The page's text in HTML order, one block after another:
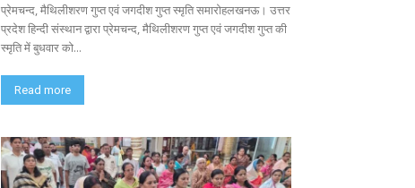
प्रेमचन्द, मैथिलीशरण गुप्त एवं जगदीश गुप्त स्मृति समारोहलखनऊ। उत्तर
प्रदेश हिन्दी संस्थान द्वारा प्रेमचन्द, मैथिलीशरण गुप्त एवं जगदीश गुप्त की
स्मृति में बुधवार को...
Read more